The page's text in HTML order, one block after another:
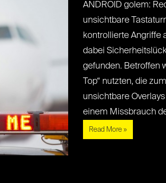
ANDROID golem:
unsichtbare
kontrollierte Angriffe
dabei
gefunden. Betroffen
Top“ nutzten, die
unsichtbare
einem Missbrauch
Read More »